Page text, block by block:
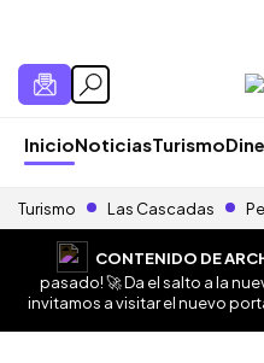
InicioNoticiasTurismo
Turismo Las Cascadas
CONTENIDO DE
pasado! 🚀 Da el salto a la
invitamos a visitar el nuevo